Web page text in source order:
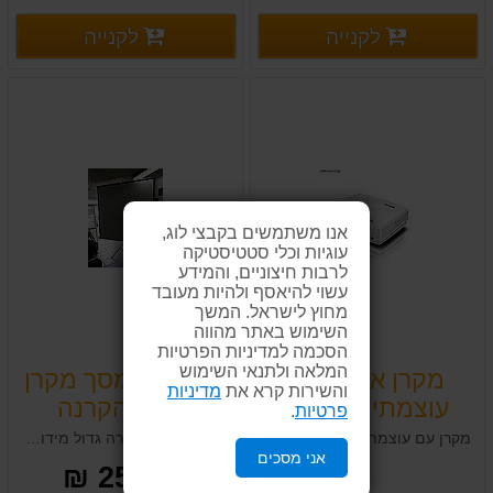
אנו משתמשים בקבצי לוג,
עוגיות וכלי סטטיסטיקה
לרבות חיצוניים, והמידע
עשוי להיאסף ולהיות מעובד
מחוץ לישראל. המשך
השימוש באתר מהווה
הסכמה למדיניות הפרטיות
המלאה ולתנאי השימוש
והשירות קרא את מדיניות
פרטיות
אני מסכים
פרטים נוספים פרטים נוספים לקנייה פרטים נוספים
לקנייה
מקרן אופטומה
עוצמתי למכירה
בחיפה
מקרן עם עוצמת לומינס גבוהה FULL HD למכירה בעופר מערכות
להשכרה מסך מקרן
גדול להקרנה
איכותית
מסך מקרן להשכרה גדול מידות 1.8מ' *2.5 מ' בחיפה ובקריות יש גם קטן יותר 1.8*1.8 ב -150 שח
250.00 ₪